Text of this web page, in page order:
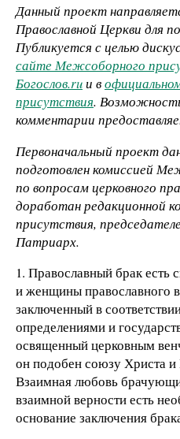
Данный проект
Православной Церкви для
Публикуется с целью
сайте Межсоборного
Богослов.ruи в
присутствия.
комментарии
Первоначальный проект
подготовлен комиссией
по вопросам церковного
доработан редакционной
присутствия,
Патриарх.
1. Православный брак
и женщины православного
заключенный в
определениями и
освященный церковным
он подобен союзу Христа
Взаимная любовь
взаимной верности есть
основание заключения